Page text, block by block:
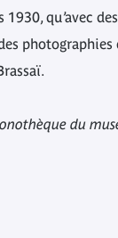
qu’avec
photographies
du